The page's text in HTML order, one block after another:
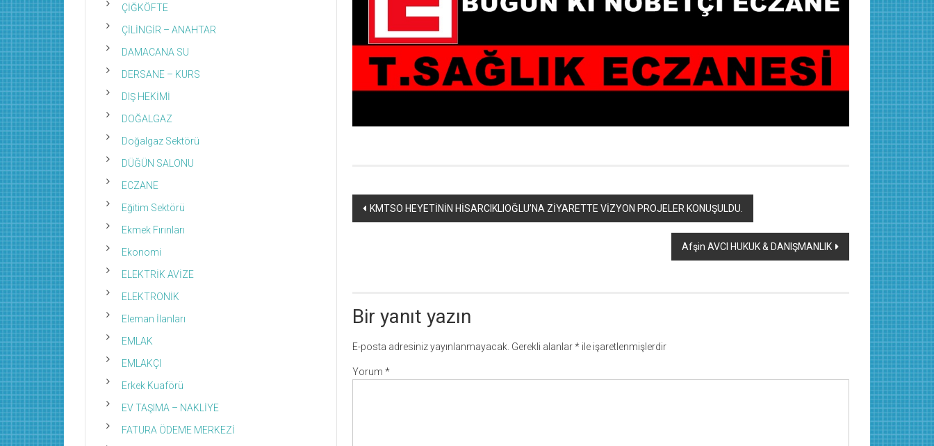
Yazı
KMTSO HEYETİNİN HİSARCIKLIOĞLU’NA ZİYARETTE VİZYON PROJELER KONUŞULDU.
Afşin AVCI HUKUK & DANIŞMANLIK
Bir yanıt yazın
E-posta adresiniz yayınlanmayacak. Gerekli alanlar* ile işaretlenmişlerdir
Yorum *
ÇİĞKÖFTE
ÇİLİNGİR – ANAHTAR
DAMACANA SU
DERSANE – KURS
DIŞ HEKİMİ
DOĞALGAZ
Doğalgaz Sektörü
DÜĞÜN SALONU
ECZANE
Eğitim Sektörü
Ekmek Fırınları
Ekonomi
ELEKTRİK AVİZE
ELEKTRONİK
Eleman İlanları
EMLAK
EMLAKÇI
Erkek Kuaförü
EV TAŞIMA – NAKLİYE
FATURA ÖDEME MERKEZİ